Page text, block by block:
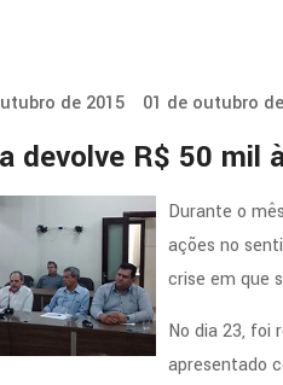
de 2015 01 de outubro
devolve R$ 50 mil
Durante o
ações no
crise em que
No dia 23, foi
apresentado